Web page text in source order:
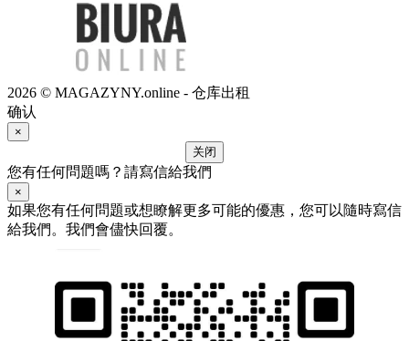
2026 © MAGAZYNY.online - 仓库出租
确认
×
关闭
您有任何問題嗎？請寫信給我們
×
如果您有任何問題或想瞭解更多可能的優惠，您可以隨時寫信
給我們。我們會儘快回覆。